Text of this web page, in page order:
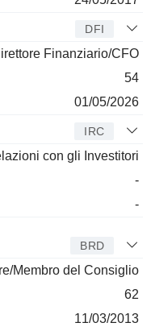
DFI
Finanziario/CFO
54
01/05/2026
IRC
con gli Investitori
-
-
BRD
Membro del Consiglio
62
11/03/2013